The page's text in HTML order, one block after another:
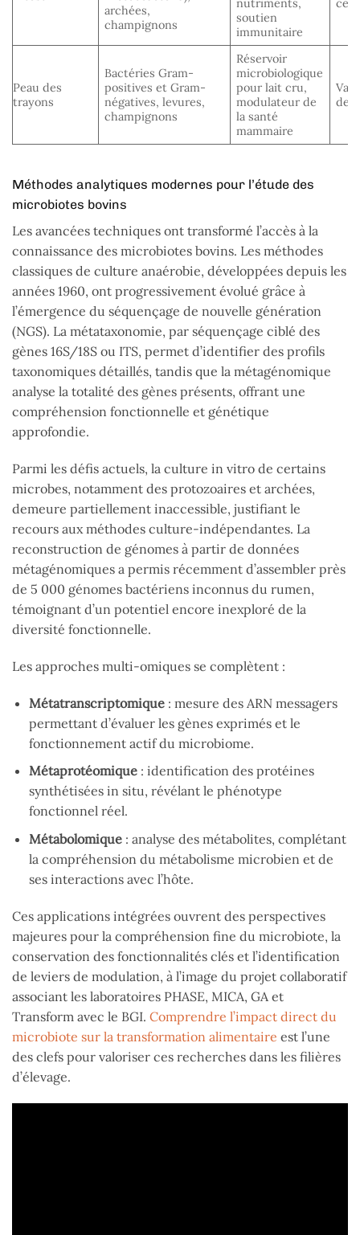
archées,
champignons
nutriments,
soutien
immunitaire
Peau des
trayons
Bactéries Gram-
positives et Gram-
négatives, levures,
champignons
Réservoir
microbiologique
pour lait cru,
modulateur de
la santé
mammaire
des
Méthodes analytiques modernes pour l’étude des
microbiotes bovins
Les avancées techniques ont transformé l’accès à la
connaissance des microbiotes bovins. Les méthodes
classiques de culture anaérobie, développées depuis les
années 1960, ont progressivement évolué grâce à
l’émergence du séquençage de nouvelle génération
(NGS). La métataxonomie, par séquençage ciblé des
gènes 16S/18S ou ITS, permet d’identifier des profils
taxonomiques détaillés, tandis que la métagénomique
analyse la totalité des gènes présents, offrant une
compréhension fonctionnelle et génétique
approfondie.
Parmi les défis actuels, la culture in vitro de certains
microbes, notamment des protozoaires et archées,
demeure partiellement inaccessible, justifiant le
recours aux méthodes culture-indépendantes. La
reconstruction de génomes à partir de données
métagénomiques a permis récemment d’assembler près
de 5 000 génomes bactériens inconnus du rumen,
témoignant d’un potentiel encore inexploré de la
diversité fonctionnelle.
Les approches multi-omiques se complètent :
Métatranscriptomique: mesure des ARN messagers
permettant d’évaluer les gènes exprimés et le
fonctionnement actif du microbiome.
Métaprotéomique: identification des protéines
synthétisées in situ, révélant le phénotype
fonctionnel réel.
Métabolomique: analyse des métabolites, complétant
la compréhension du métabolisme microbien et de
ses interactions avec l’hôte.
Ces applications intégrées ouvrent des perspectives
majeures pour la compréhension fine du microbiote, la
conservation des fonctionnalités clés et l’identification
de leviers de modulation, à l’image du projet collaboratif
associant les laboratoires PHASE, MICA, GA et
Transform avec le BGI. Comprendre l’impact direct du
microbiote sur la transformation alimentaire est l’une
des clefs pour valoriser ces recherches dans les filières
d’élevage.